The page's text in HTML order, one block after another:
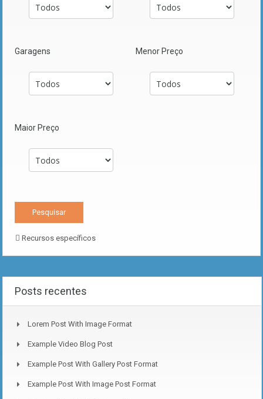
Garagens Menor Preço
Maior Preço
Recursos específicos
Posts recentes
Lorem Post With Image Format
Example Video Blog Post
Example Post With Gallery Post Format
Example Post With Image Post Format